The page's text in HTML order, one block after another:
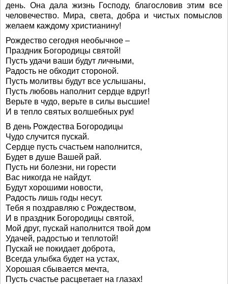
день. Она дала жизнь Господу, благословив этим все
человечество. Мира, света, добра и чистых помыслов
желаем каждому христианину!
Рождество сегодня необычное –
Праздник Богородицы святой!
Пусть удачи ваши будут личными,
Радость не обходит стороной.
Пусть молитвы будут все услышаны,
Пусть любовь наполнит сердце вдруг!
Верьте в чудо, верьте в силы высшие!
И в тепло святых волшебных рук!
В день Рождества Богородицы
Чудо случится пускай.
Сердце пусть счастьем наполнится,
Будет в душе Вашей рай.
Пусть ни болезни, ни горести
Вас никогда не найдут.
Будут хорошими новости,
Радость лишь годы несут.
Тебя я поздравляю с Рождеством,
И в праздник Богородицы святой,
Мой друг, пускай наполнится твой дом
Удачей, радостью и теплотой!
Пускай не покидает доброта,
Всегда улыбка будет на устах,
Хорошая сбывается мечта,
Пусть счастье расцветает на глазах!